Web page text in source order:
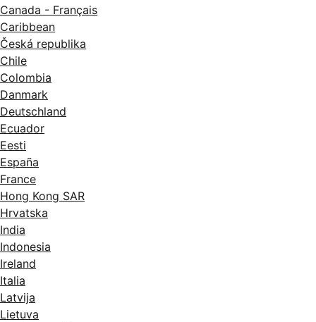
Canada - Français
Caribbean
Česká republika
Chile
Colombia
Danmark
Deutschland
Ecuador
Eesti
España
France
Hong Kong SAR
Hrvatska
India
Indonesia
Ireland
Italia
Latvija
Lietuva